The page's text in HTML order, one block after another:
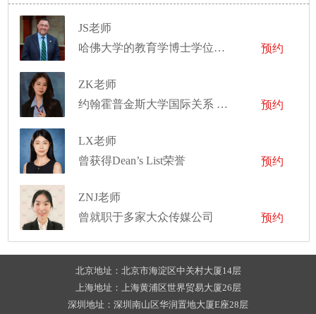
JS老师
哈佛大学的教育学博士学位，波士顿大学语言学的硕士学位
预约
ZK老师
约翰霍普金斯大学国际关系 硕士
预约
LX老师
曾获得Dean’s List荣誉
预约
ZNJ老师
曾就职于多家大众传媒公司
预约
北京地址：北京市海淀区中关村大厦14层
上海地址：上海黄浦区世界贸易大厦26层
深圳地址：深圳南山区华润置地大厦E座28层